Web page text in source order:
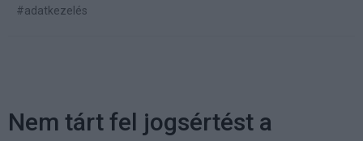
#adatkezelés
Nem tárt fel jogsértést a